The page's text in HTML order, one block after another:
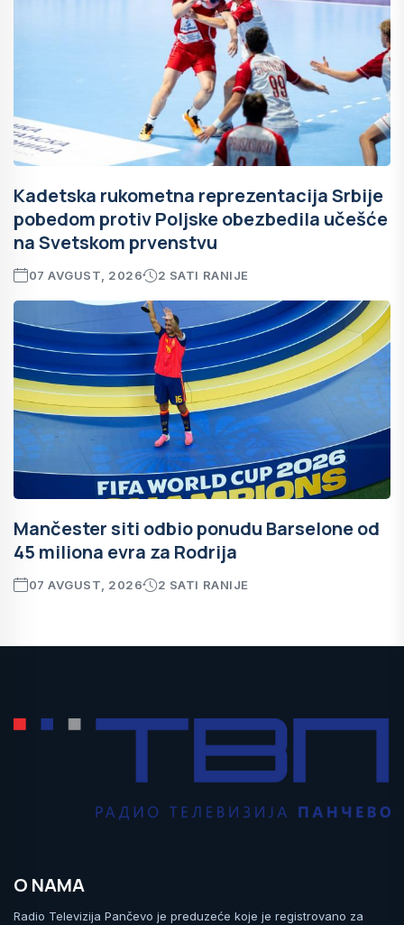
Kadetska rukometna reprezentacija Srbije
pobedom protiv Poljske obezbedila učešće
na Svetskom prvenstvu
07 AVGUST, 2026 2 SATI RANIJE
Mančester siti odbio ponudu Barselone od
45 miliona evra za Rodrija
07 AVGUST, 2026 2 SATI RANIJE
O NAMA
Radio Televizija Pančevo je preduzeće koje je registrovano za